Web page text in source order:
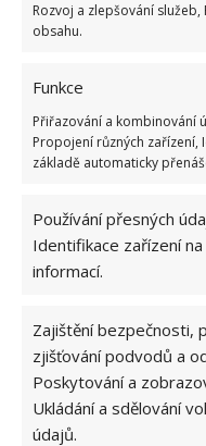
Rozvoj a zlepšování
obsahu.
Funkce
Přiřazování a kombinování
Propojení různých zařízení,
základě automaticky
Používání přesných
Identifikace zařízení
informací.
Zajištění bezpečnosti,
zjišťování podvodů a
Poskytování a
Ukládání a sdělování
údajů.
DOMÁCNOST